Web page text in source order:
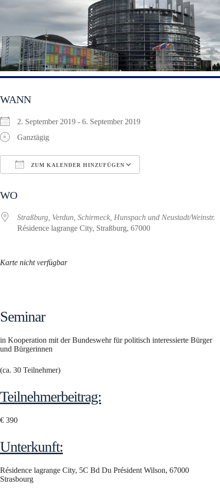
WANN
2. September 2019 - 6. September 2019
Ganztägig
ZUM KALENDER HINZUFÜGEN
WO
Straßburg, Verdun, Schirmeck, Hunspach und Neustadt/Weinstr.
Résidence lagrange City, Straßburg, 67000
Karte nicht verfügbar
Seminar
in Kooperation mit der Bundeswehr für politisch interessierte Bürger
und Bürgerinnen
(ca. 30 Teilnehmer)
Teilnehmerbeitrag:
€ 390
Unterkunft:
Résidence lagrange City, 5C Bd Du Président Wilson, 67000
Strasbourg